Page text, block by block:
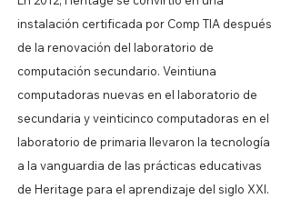
instalación certificada por Comp TIA después
de la renovación del laboratorio de
computación secundario. Veintiuna
computadoras nuevas en el laboratorio de
secundaria y veinticinco computadoras en el
laboratorio de primaria llevaron la tecnología
a la vanguardia de las prácticas educativas
de Heritage para el aprendizaje del siglo XXI.